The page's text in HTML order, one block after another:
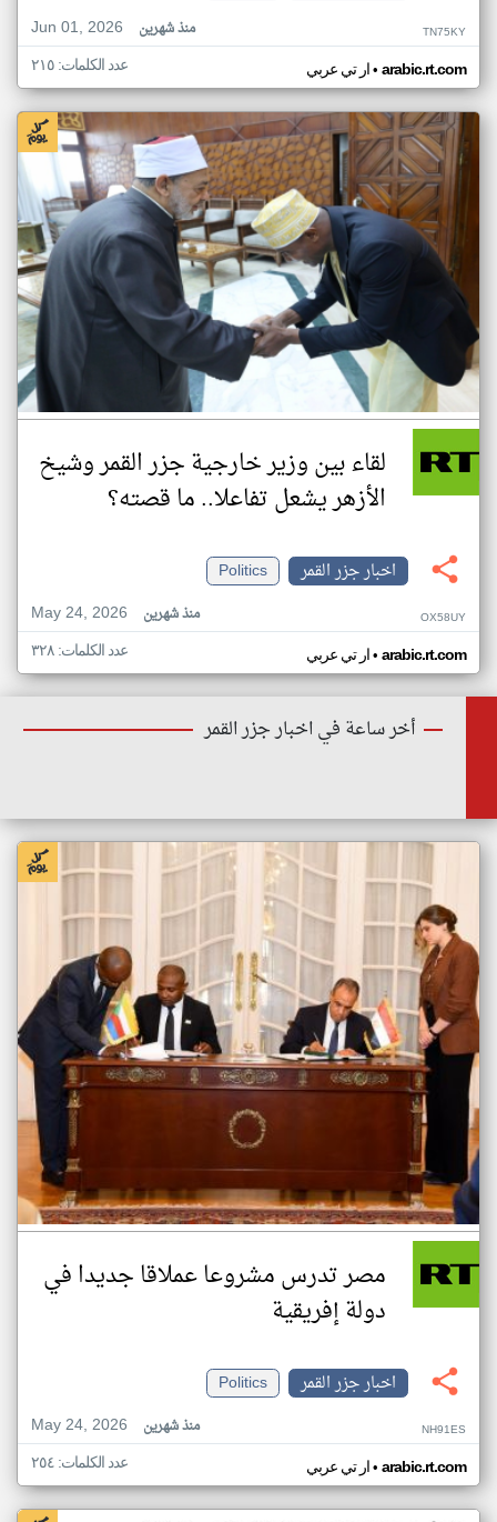
Jun 01, 2026
منذ شهرين TN75KY
ار تي عربي• arabic.rt.com عدد الكلمات: ٢١٥
لقاء بين وزير خارجية جزر القمر وشيخ
الأزهر يشعل تفاعلا.. ما قصته؟
اخبار جزر القمر
Politics
May 24, 2026
منذ شهرين OX58UY
ار تي عربي• arabic.rt.com عدد الكلمات: ٣٢٨
أخر ساعة في اخبار جزر القمر
مصر تدرس مشروعا عملاقا جديدا في
دولة إفريقية
اخبار جزر القمر
Politics
May 24, 2026
منذ شهرين NH91ES
ار تي عربي• arabic.rt.com عدد الكلمات: ٢٥٤